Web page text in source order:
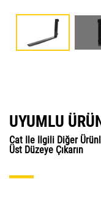
UYUMLU
Cat Ile Ilgili Diğer
Üst Düzeye Çıkarın